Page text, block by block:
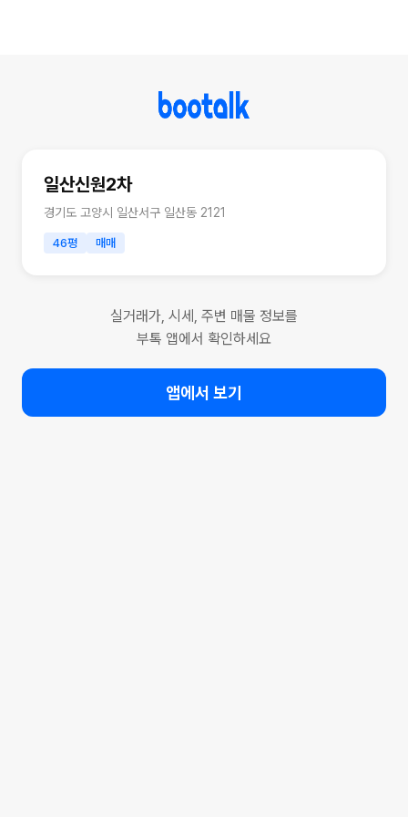
일산신원2차
경기도 고양시 일산서구 일산동 2121
46평 매매
실거래가, 시세, 주변 매물 정보를
부톡 앱에서 확인하세요
앱에서 보기